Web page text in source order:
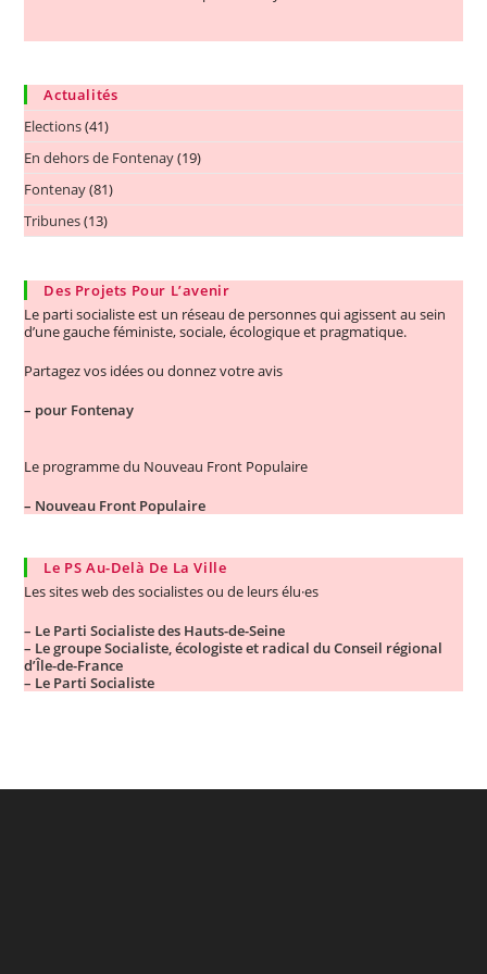
Actualités
Elections(41)
En dehors de Fontenay(19)
Fontenay(81)
Tribunes(13)
Des Projets Pour L’avenir
Le parti socialiste est un réseau de personnes qui agissent au sein
d’une gauche féministe, sociale, écologique et pragmatique.
Partagez vos idées ou donnez votre avis
– pour Fontenay
Le programme du Nouveau Front Populaire
– Nouveau Front Populaire
Le PS Au-Delà De La Ville
Les sites web des socialistes ou de leurs élu·es
– Le Parti Socialiste des Hauts-de-Seine
– Le groupe Socialiste, écologiste et radical du Conseil régional
d’Île-de-France
– Le Parti Socialiste